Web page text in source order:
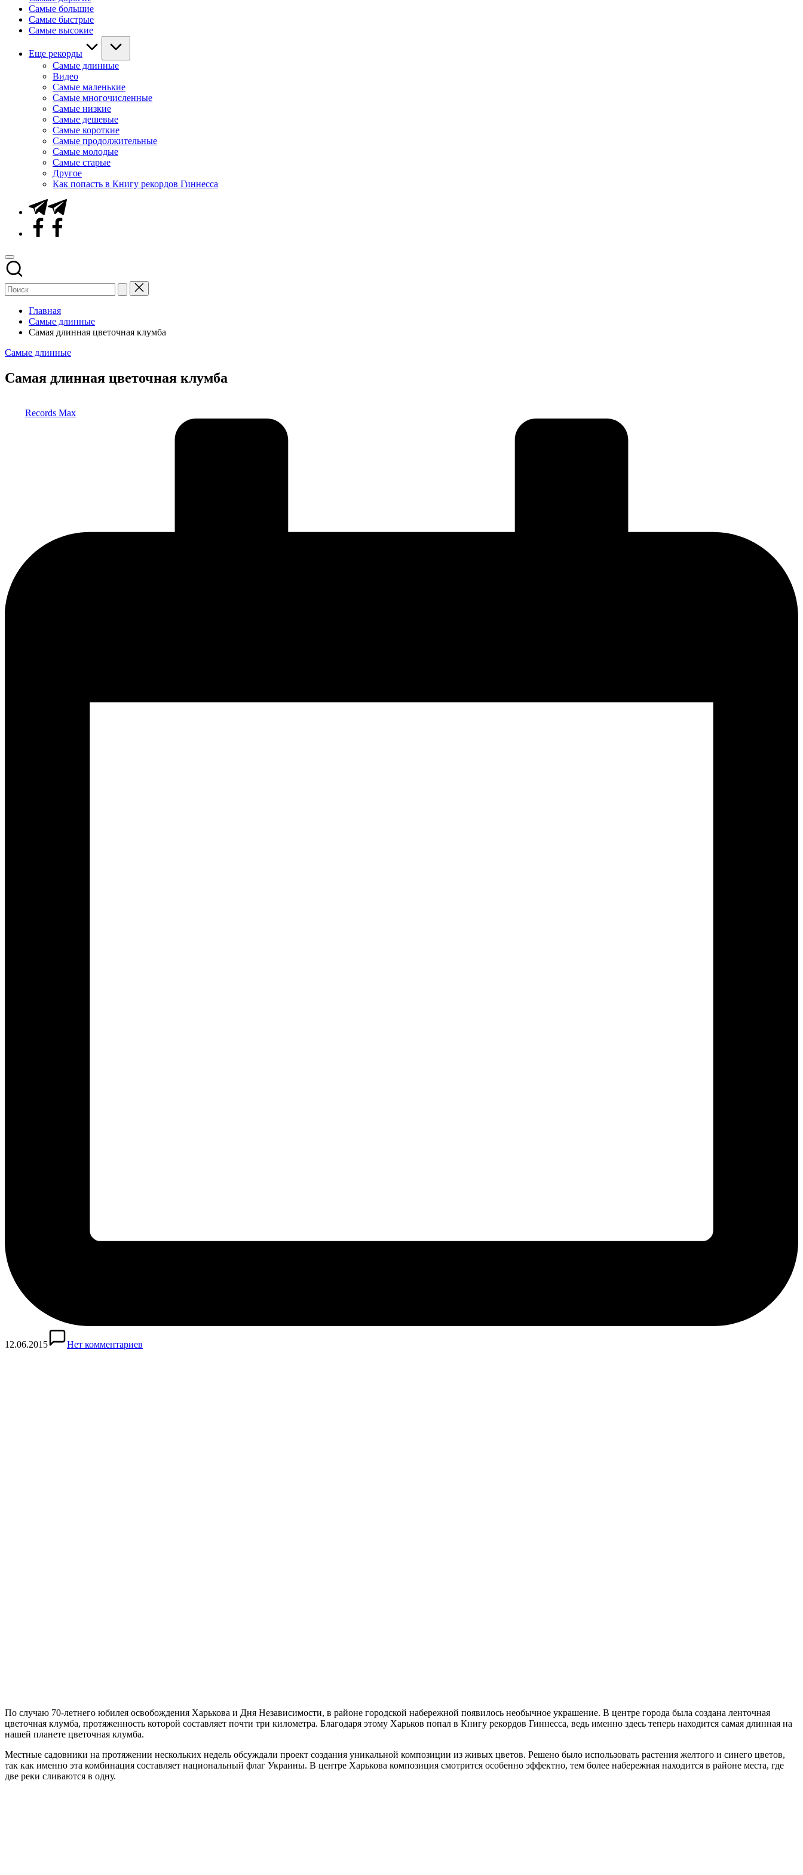
Самые большие
Самые быстрые
Самые высокие
Еще рекорды
Самые длинные
Видео
Самые маленькие
Самые многочисленные
Самые низкие
Самые дешевые
Самые короткие
Самые продолжительные
Самые молодые
Самые старые
Другое
Как попасть в Книгу рекордов Гиннесса
Telegram
Facebook
Главная
Самые длинные
Самая длинная цветочная клумба
Опубликовано
Самые длинные
Самая длинная цветочная клумба
Records Max
12.06.2015 Нет комментариев
По случаю 70-летнего юбилея освобождения Харькова и Дня Независимости, в районе городской набережной появилось необычное украшение. В центре города была создана ленточная
цветочная клумба, протяженность которой составляет почти три километра. Благодаря этому Харьков попал в Книгу рекордов Гиннесса, ведь именно здесь теперь находится самая длинная на
нашей планете цветочная клумба.
Местные садовники на протяжении нескольких недель обсуждали проект создания уникальной композиции из живых цветов. Решено было использовать растения желтого и синего цветов,
так как именно эта комбинация составляет национальный флаг Украины. В центре Харькова композиция смотрится особенно эффектно, тем более набережная находится в районе места, где
две реки сливаются в одну.